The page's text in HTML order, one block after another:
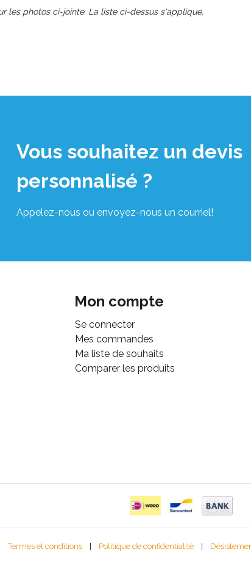
les photos ci-jointe. La liste ci-dessus s'applique.
Vous souhaitez un devis
personnalisé ?
Appelez-nous ou envoyez-nous un courriel!
Mon compte
Se connecter
Mes commandes
Ma liste de souhaits
Comparer les produits
Termes et conditions Politique de confidentialité